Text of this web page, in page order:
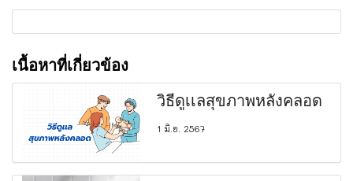
เนื้อหาที่เกี่ยวข้อง
วิธีดูเเลสุขภาพหลังคลอด
1 มิ.ย. 2567